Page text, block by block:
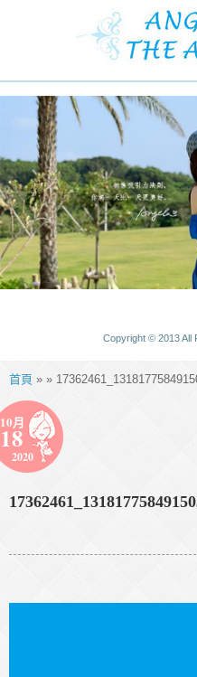
Copyright © 2013 All
首頁 » »
10月
18
2020